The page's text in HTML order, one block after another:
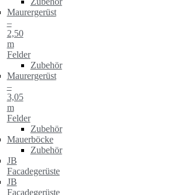
Maurergerüst
–
2,50
m
Felder
Zubehör
Maurergerüst
–
3,05
m
Felder
Zubehör
Mauerböcke
Zubehör
JB
Facadegerüste
JB
Facadegerüste